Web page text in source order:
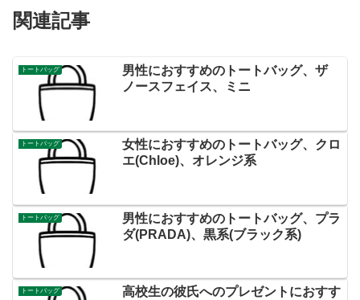
関連記事
トートバッグ
男性におすすめのトートバッグ、ザ
ノースフェイス、ミニ
トートバッグ
女性におすすめのトートバッグ、クロ
エ(Chloe)、オレンジ系
トートバッグ
男性におすすめのトートバッグ、プラ
ダ(PRADA)、黒系(ブラック系)
トートバッグ
高校生の彼氏へのプレゼントにおすす